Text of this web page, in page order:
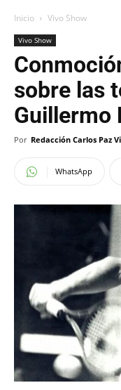
Inicio Vivo Show
Vivo Show
sobre las
Guillermo
Por Redacción Carlos Paz
WhatsApp